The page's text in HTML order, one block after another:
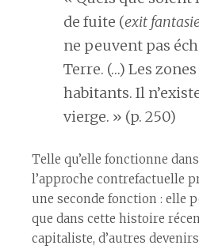
de fuite (exit
ne peuvent pas
Terre. (…) Les
habitants. Il
vierge. » (p. 250)
Telle qu’elle fonctionne
l’approche contrefactuelle
une seconde fonction : elle
que dans cette histoire
capitaliste, d’autres